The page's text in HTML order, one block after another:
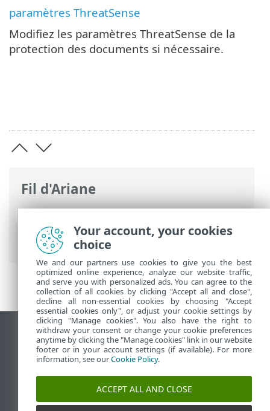
Fil d'Ariane
Aide en ligne d'ESET>ESET Server
Security >Configuration avancée>
Protections> Protection des documents
paramètres ThreatSense
Modifiez les paramètres ThreatSense de la
protection des documents si nécessaire.
Afficher le site pour ordinateur de bureau
End of Life
Base de connaissances ESET
Forum ESET
ESET Status Portal
Your account, your cookies
choice
We and our partners use cookies to give you the best
optimized online experience, analyze our website traffic,
and serve you with personalized ads. You can agree to the
collection of all cookies by clicking "Accept all and close",
decline all non-essential cookies by choosing "Accept
essential cookies only", or adjust your cookie settings by
clicking "Manage cookies". You also have the right to
withdraw your consent or change your cookie preferences
anytime by clicking the "Manage cookies" link in our website
footer or in your account settings (if available). For more
information, see ourCookie Policy.
ACCEPT ALL AND CLOSE